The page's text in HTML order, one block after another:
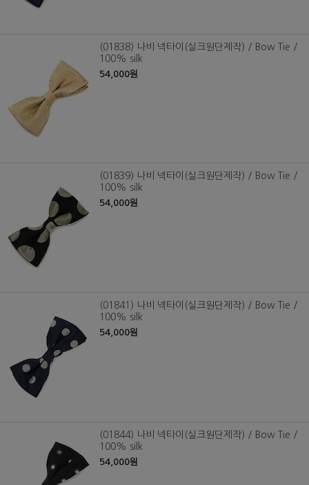
(01838) 나비 넥타이(실크원단제작) / Bow Tie /
100% silk
54,000원
(01839) 나비 넥타이(실크원단제작) / Bow Tie /
100% silk
54,000원
(01841) 나비 넥타이(실크원단제작) / Bow Tie /
100% silk
54,000원
(01844) 나비 넥타이(실크원단제작) / Bow Tie /
100% silk
54,000원